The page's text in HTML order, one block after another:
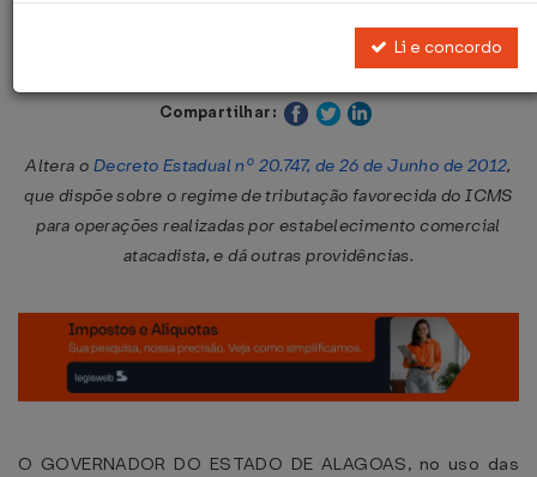
Decreto Nº 90380 DE 30/03/2023
Publicado no DOE - AL em 31 mar 2023
Compartilhar:
Altera o Decreto Estadual nº 20.747, de 26 de Junho de 2012,
que dispõe sobre o regime de tributação favorecida do ICMS
para operações realizadas por estabelecimento comercial
atacadista, e dá outras providências.
O GOVERNADOR DO ESTADO DE ALAGOAS, no uso das
Li e concordo